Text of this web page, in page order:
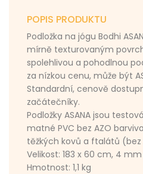
POPIS PRODUKTU
Podložka na jógu Bodhi
mírně texturovaným
spolehlivou a pohodlnou
za nízkou cenu, může být
Standardní, cenově
začátečníky.
Podložky ASANA jsou
matné PVC bez AZO
těžkých kovů a ftalátů (bez
Velikost: 183 x 60 cm, 4 mm
Hmotnost: 1,1 kg